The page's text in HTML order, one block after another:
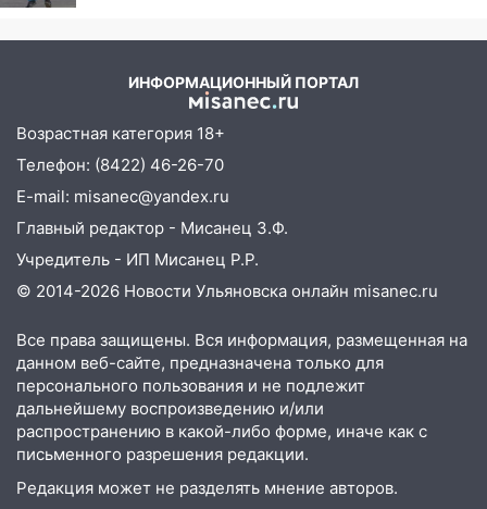
09:39
наркодилеров, снабжавших две области
Вынесли приговор дебоширам,
избившим мужчину в трамвае
08:27 Ульяновская полиция получила
один из шести уникальных автомобилей
в России
07:02 Жара отступит: какой будет
погода в Ульяновске днем 5 августа
06:10 Двое мигрантов изнасиловали 13-
06:00 Мертвеца выкопали, посадили в
мешок и попытались утопить в Волге
05:30 Астрологи назвали самый
опасный день августа: что ждет каждый
ИНФОРМАЦИОННЫЙ ПОРТАЛ
Возрастная категория 18+
Телефон: (8422) 46-26-70
E-mail: misanec@yandex.ru
Главный редактор - Мисанец З.Ф.
Учредитель - ИП Мисанец Р.Р.
© 2014-2026 Новости Ульяновска онлайн misanec.ru
Все права защищены. Вся информация, размещенная на
данном веб-сайте, предназначена только для
персонального пользования и не подлежит
дальнейшему воспроизведению и/или
распространению в какой-либо форме, иначе как с
письменного разрешения редакции.
Редакция может не разделять мнение авторов.